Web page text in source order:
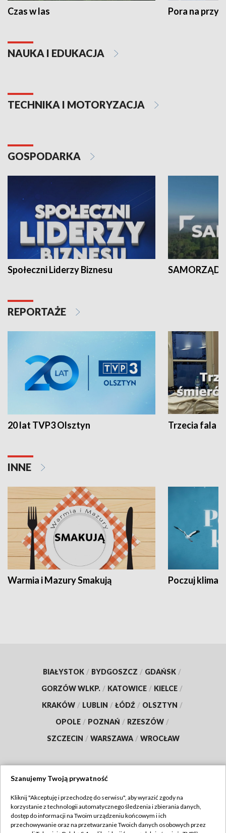
Czas w las Pora na
NAUKA I EDUKACJA
TECHNIKA I MOTORYZACJA
GOSPODARKA
Społeczni Liderzy Biznesu SAMORZĄD
REPORTAŻE
20 lat TVP3 Olsztyn Trzecia fala -
INNE
Warmia i Mazury Smakują Poczuj klimat
BIAŁYSTOK / BYDGOSZCZ / GDAŃSK /
GORZÓW WLKP. / KATOWICE / KIELCE /
KRAKÓW / LUBLIN / ŁÓDŹ / OLSZTYN /
OPOLE / POZNAŃ / RZESZÓW /
SZCZECIN / WARSZAWA / WROCŁAW
TVP
Abonament TVP
Regulamin TVP
Szanujemy Twoją prywatność
Kliknij "Akceptuję i przechodzę do serwisu", aby wyrazić zgody na
korzystanie z technologii automatycznego śledzenia i zbierania danych,
dostęp do informacji na Twoim urządzeniu końcowym i ich
przechowywanie oraz na przetwarzanie Twoich danych osobowych przez